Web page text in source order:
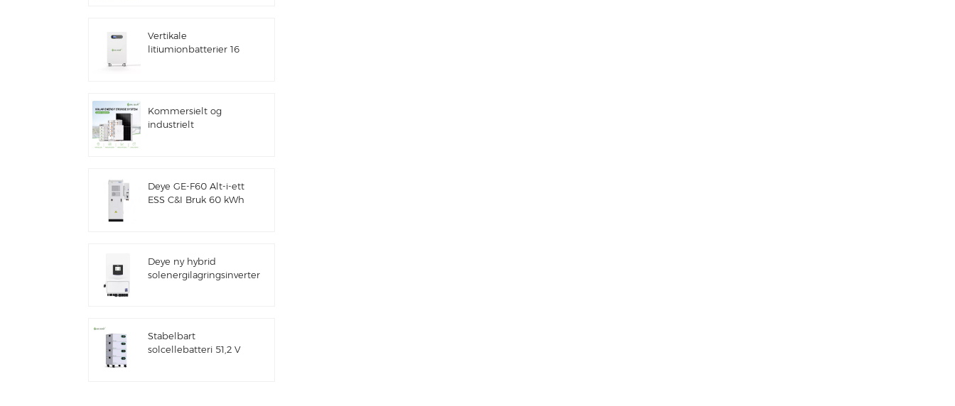
Vertikale
litiumionbatterier 16
Kommersielt og
industrielt
Deye GE-F60 Alt-i-ett
ESS C&I Bruk 60 kWh
Deye ny hybrid
solenergilagringsinverter
Stabelbart
solcellebatteri 51,2 V